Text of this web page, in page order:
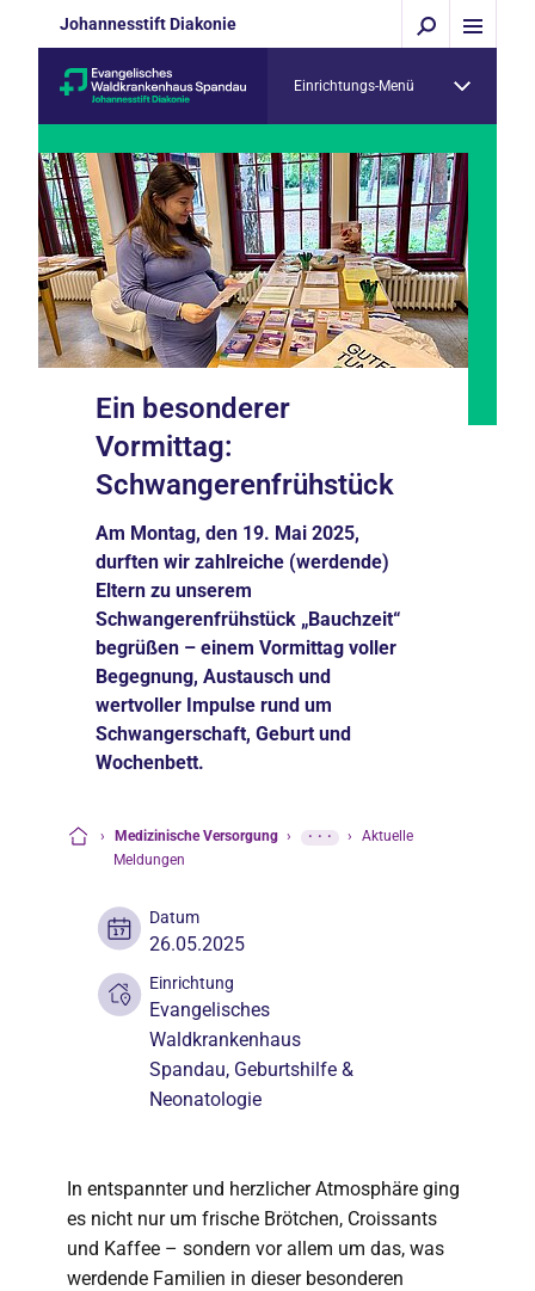
Johannesstift Diakonie
Einrichtungs-Menü
Ein besonderer
Vormittag:
Schwangerenfrühstück
Am Montag, den 19. Mai 2025,
durften wir zahlreiche (werdende)
Eltern zu unserem
Schwangerenfrühstück „Bauchzeit“
begrüßen – einem Vormittag voller
Begegnung, Austausch und
wertvoller Impulse rund um
Schwangerschaft, Geburt und
Wochenbett.
› Medizinische Versorgung › ··· ›
Aktuelle
Meldungen
Datum
26.05.2025
Einrichtung
Evangelisches
Waldkrankenhaus
Spandau, Geburtshilfe &
Neonatologie
In entspannter und herzlicher Atmosphäre ging
es nicht nur um frische Brötchen, Croissants
und Kaffee – sondern vor allem um das, was
werdende Familien in dieser besonderen